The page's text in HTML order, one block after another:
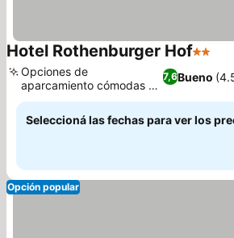
Hotel Rothenburger Hof2
7,6Bueno
Opciones de
aparcamiento cómodas en
el hotel
Seleccioná las fechas para ver los
Opción popular